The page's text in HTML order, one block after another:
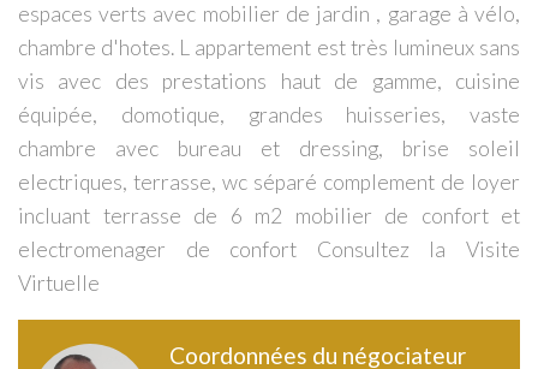
espaces verts avec mobilier de jardin , garage à vélo,
chambre d'hotes. L appartement est très lumineux sans
vis avec des prestations haut de gamme, cuisine
équipée, domotique, grandes huisseries, vaste
chambre avec bureau et dressing, brise soleil
electriques, terrasse, wc séparé complement de loyer
incluant terrasse de 6 m2 mobilier de confort et
electromenager de confort Consultez la Visite
Virtuelle
Coordonnées du négociateur